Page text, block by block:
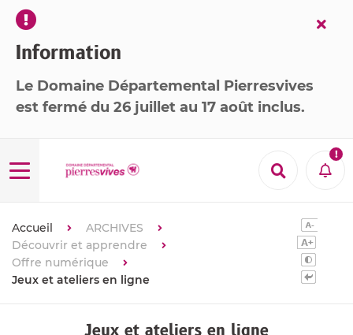
Information
Le Domaine Départemental Pierresvives
est fermé du 26 juillet au 17 août inclus.
Menu 
Accueil
ARCHIVES
Découvrir et apprendre
Offre numérique
Jeux et ateliers en ligne